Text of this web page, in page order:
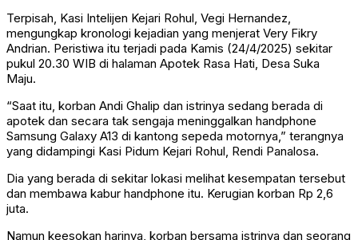
Terpisah, Kasi Intelijen Kejari Rohul, Vegi Hernandez,
mengungkap kronologi kejadian yang menjerat Very Fikry
Andrian. Peristiwa itu terjadi pada Kamis (24/4/2025) sekitar
pukul 20.30 WIB di halaman Apotek Rasa Hati, Desa Suka
Maju.
“Saat itu, korban Andi Ghalip dan istrinya sedang berada di
apotek dan secara tak sengaja meninggalkan handphone
Samsung Galaxy A13 di kantong sepeda motornya,” terangnya
yang didampingi Kasi Pidum Kejari Rohul, Rendi Panalosa.
Dia yang berada di sekitar lokasi melihat kesempatan tersebut
dan membawa kabur handphone itu. Kerugian korban Rp 2,6
juta.
Namun keesokan harinya, korban bersama istrinya dan seorang